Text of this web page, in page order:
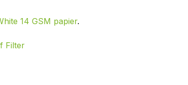
14 GSM papier.
Filter